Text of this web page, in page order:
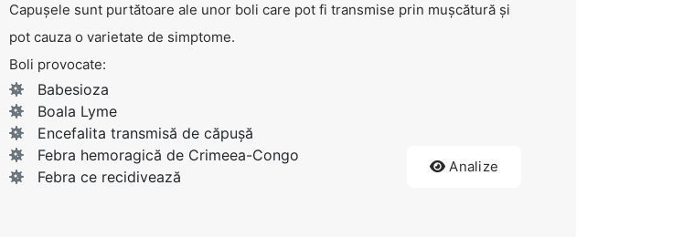
Capușele sunt purtătoare ale unor boli care pot fi transmise prin mușcătură și
pot cauza o varietate de simptome.
Boli provocate:
Babesioza
Boala Lyme
Encefalita transmisă de căpușă
Febra hemoragică de Crimeea-Congo
Febra ce recidivează
Analize